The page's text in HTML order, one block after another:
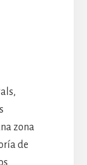
zona
de